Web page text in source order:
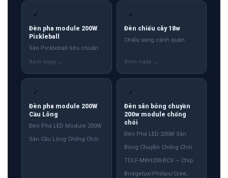
✓
Đèn pha module 200W
Pickleball
Sân Pickleball tiêu chuẩn
✓
Đèn chiếu cây 18w
Chiếu sáng cảnh quan
✓
Đèn pha module 200W
Cầu Lông
Đèn Pha LED Module 200W
Sân Cầu Lông Chống Chói
✓
Đèn sân bóng chuyền
200w module chống
chói
Đèn Pha LED 200W Sân
Bóng Chuyền Chống Chói
TDLF-MKH200-BCV — Chip
Bridgelux/Philips/Cree,